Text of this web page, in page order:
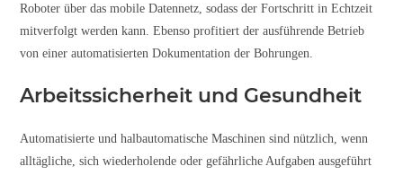
Roboter über das mobile Datennetz, sodass der Fortschritt in Echtzeit
mitverfolgt werden kann. Ebenso profitiert der ausführende Betrieb
von einer automatisierten Dokumentation der Bohrungen.
Arbeitssicherheit und Gesundheit
Automatisierte und halbautomatische Maschinen sind nützlich, wenn
alltägliche, sich wiederholende oder gefährliche Aufgaben ausgeführt